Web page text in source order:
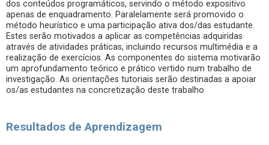
dos conteúdos programáticos, servindo o método expositivo
apenas de enquadramento. Paralelamente será promovido o
método heurístico e uma participação ativa dos/das estudante.
Estes serão motivados a aplicar as competências adquiridas
através de atividades práticas, incluindo recursos multimédia e a
realização de exercícios. As componentes do sistema motivarão
um aprofundamento teórico e prático vertido num trabalho de
investigação. As orientações tutoriais serão destinadas a apoiar
os/as estudantes na concretização deste trabalho
Resultados de Aprendizagem